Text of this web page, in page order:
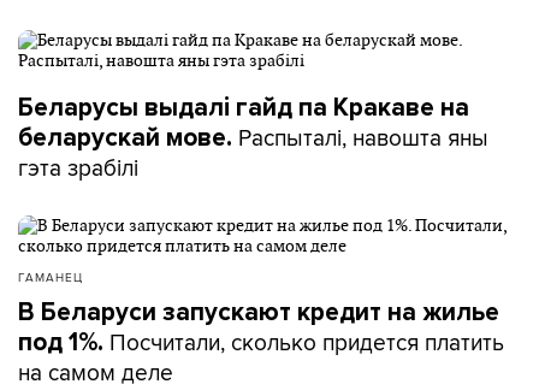
Беларусы выдалі гайд па Кракаве на
беларускай мове. Распыталі, навошта яны
гэта зрабілі
ГАМАНЕЦ
В Беларуси запускают кредит на жилье
под 1%. Посчитали, сколько придется платить
на самом деле